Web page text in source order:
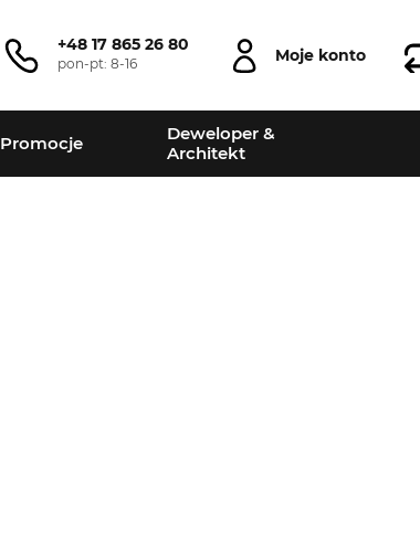
+48 17 865 26 80
pon-pt: 8-16 Moje konto
Promocje
Deweloper &
Architekt